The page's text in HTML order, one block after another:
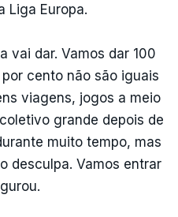
Liga Europa.
vai dar. Vamos dar 100
cento não são iguais
viagens, jogos a meio
grande depois de
muito tempo, mas
desculpa. Vamos entrar